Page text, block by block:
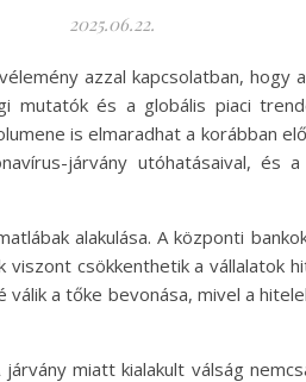
2025.06.22.
azzal kapcsolatban,
mutatók és a globális piaci
is elmaradhat a korábban
járvány utóhatásaival, és
alakulása. A központi
csökkenthetik a
a tőke bevonása, mivel a
miatt kialakult válság